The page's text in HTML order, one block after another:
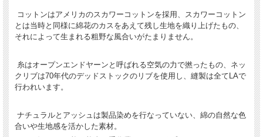
コットンはアメリカのスカワーコットンを採用、スカワーコットン
とは当時と同様に綿花のカスをあえて残し生地を織り上げたもの、
それによって生まれる粗野な風合いがたまりません。
糸はオープンエンドヤーンと呼ばれる空気の力で撚ったもの、ネッ
クリブは70年代のデッドストックのリブを使用し、縫製は全てLAで
行われいます。
ナチュラルとアッシュは製品染めを行なっていない、綿の自然な色
合いや生地感を活かした素材。